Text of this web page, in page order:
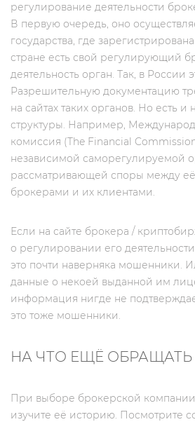
регулирование деятельности
В первую очередь, оно
государства, где
стране есть свой регулирующий
деятельность орган. Так, в России
Разрешительную документацию
на сайтах таких органов. Но есть и
структуры. Например,
комиссия (The Financial
независимой саморегулируемой
рассматривающей споры между
брокерами и их клиентами.
Если на сайте брокера /
о регулировании его
это почти наверняка мошенники.
данные о некоей выданной им
информация нигде не
это тоже мошенники.
НА ЧТО ЕЩЁ
При выборе брокерской
изучите её историю. Посмотрите